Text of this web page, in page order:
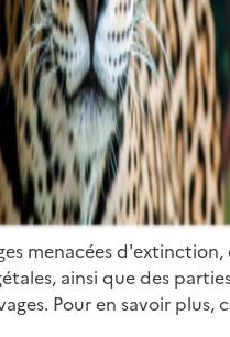
menacées
ainsi que des
Pour en savoir plus,